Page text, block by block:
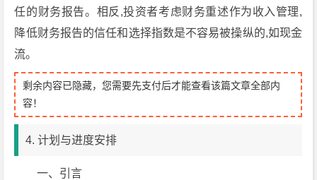
任的财务报告。相反,投资者考虑财务重述作为收入管理,
降低财务报告的信任和选择指数是不容易被操纵的,如现金
流。
剩余内容已隐藏，您需要先支付后才能查看该篇文章全部内
容！
4. 计划与进度安排
一、引言